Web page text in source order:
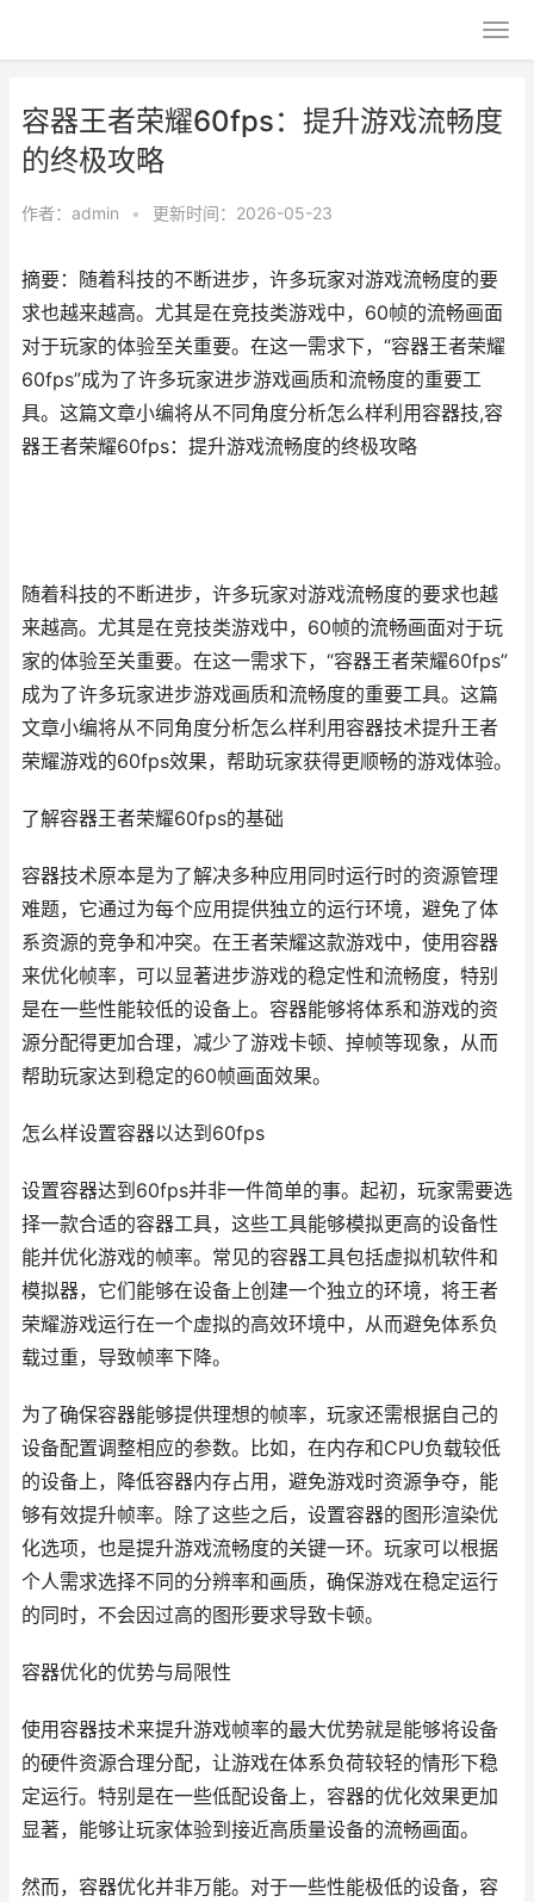
容器王者荣耀60fps：提升游戏流畅度
的终极攻略
作者： admin • 更新时间：2026-05-23
摘要：随着科技的不断进步，许多玩家对游戏流畅度的要
求也越来越高。尤其是在竞技类游戏中，60帧的流畅画面
对于玩家的体验至关重要。在这一需求下，“容器王者荣耀
60fps”成为了许多玩家进步游戏画质和流畅度的重要工
具。这篇文章小编将从不同角度分析怎么样利用容器技,容
器王者荣耀60fps：提升游戏流畅度的终极攻略
随着科技的不断进步，许多玩家对游戏流畅度的要求也越
来越高。尤其是在竞技类游戏中，60帧的流畅画面对于玩
家的体验至关重要。在这一需求下，“容器王者荣耀60fps”
成为了许多玩家进步游戏画质和流畅度的重要工具。这篇
文章小编将从不同角度分析怎么样利用容器技术提升王者
荣耀游戏的60fps效果，帮助玩家获得更顺畅的游戏体验。
了解容器王者荣耀60fps的基础
容器技术原本是为了解决多种应用同时运行时的资源管理
难题，它通过为每个应用提供独立的运行环境，避免了体
系资源的竞争和冲突。在王者荣耀这款游戏中，使用容器
来优化帧率，可以显著进步游戏的稳定性和流畅度，特别
是在一些性能较低的设备上。容器能够将体系和游戏的资
源分配得更加合理，减少了游戏卡顿、掉帧等现象，从而
帮助玩家达到稳定的60帧画面效果。
怎么样设置容器以达到60fps
设置容器达到60fps并非一件简单的事。起初，玩家需要选
择一款合适的容器工具，这些工具能够模拟更高的设备性
能并优化游戏的帧率。常见的容器工具包括虚拟机软件和
模拟器，它们能够在设备上创建一个独立的环境，将王者
荣耀游戏运行在一个虚拟的高效环境中，从而避免体系负
载过重，导致帧率下降。
为了确保容器能够提供理想的帧率，玩家还需根据自己的
设备配置调整相应的参数。比如，在内存和CPU负载较低
的设备上，降低容器内存占用，避免游戏时资源争夺，能
够有效提升帧率。除了这些之后，设置容器的图形渲染优
化选项，也是提升游戏流畅度的关键一环。玩家可以根据
个人需求选择不同的分辨率和画质，确保游戏在稳定运行
的同时，不会因过高的图形要求导致卡顿。
容器优化的优势与局限性
使用容器技术来提升游戏帧率的最大优势就是能够将设备
的硬件资源合理分配，让游戏在体系负荷较轻的情形下稳
定运行。特别是在一些低配设备上，容器的优化效果更加
显著，能够让玩家体验到接近高质量设备的流畅画面。
然而，容器优化并非万能。对于一些性能极低的设备，容